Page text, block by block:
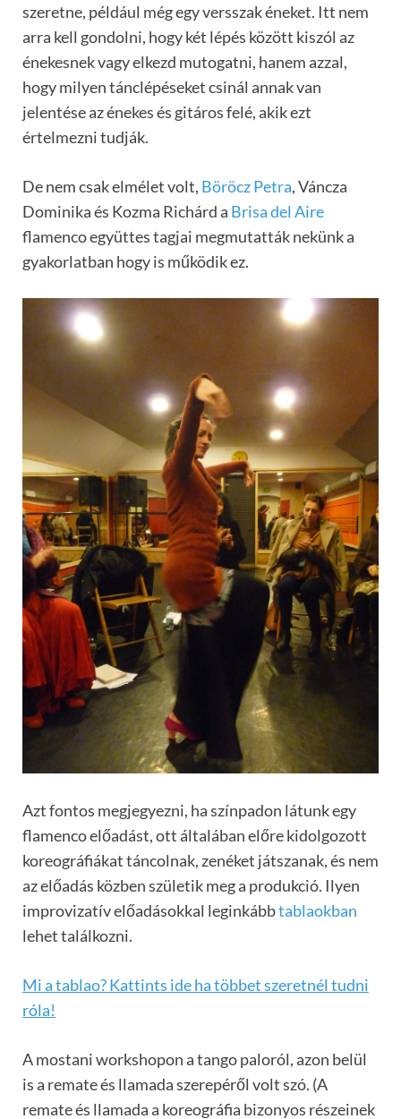
szeretne, például még egy versszak éneket. Itt nem
arra kell gondolni, hogy két lépés között kiszól az
énekesnek vagy elkezd mutogatni, hanem azzal,
hogy milyen tánclépéseket csinál annak van
jelentése az énekes és gitáros felé, akik ezt
értelmezni tudják.
De nem csak elmélet volt, Böröcz Petra, Váncza
Dominika és Kozma Richárd a Brisa del Aire
flamenco együttes tagjai megmutatták nekünk a
gyakorlatban hogy is működik ez.
Azt fontos megjegyezni, ha színpadon látunk egy
flamenco előadást, ott általában előre kidolgozott
koreográfiákat táncolnak, zenéket játszanak, és nem
az előadás közben születik meg a produkció. Ilyen
improvizatív előadásokkal leginkábbtablaokban
lehet találkozni.
Mi a tablao? Kattints ide ha többet szeretnél tudni
róla!
A mostani workshopon a tango paloról, azon belül
is a remate és llamada szerepéről volt szó. (A
remate és llamada a koreográfia bizonyos részeinek